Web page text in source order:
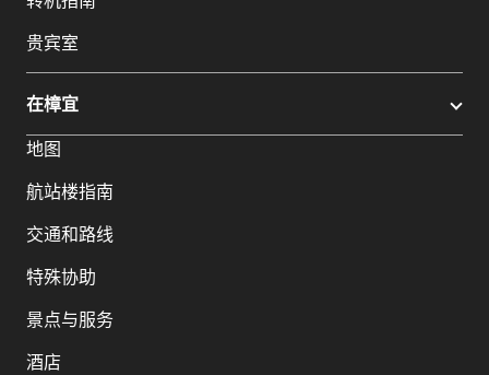
语
言:
贵宾室
在樟宜
地图
航站楼指南
交通和路线
特殊协助
景点与服务
酒店